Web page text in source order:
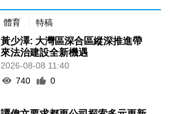
體育 特稿
黃少澤: 大灣區深合區縱深推進帶
來法治建設全新機遇
2026-08-08 11:40
740
0